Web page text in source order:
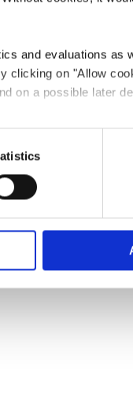
and evaluations as
clicking on "Allow
on a possible later